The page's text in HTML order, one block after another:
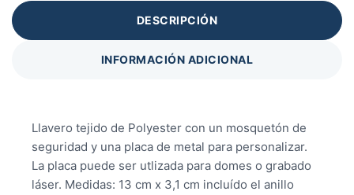
DESCRIPCIÓN
INFORMACIÓN ADICIONAL
Llavero tejido de Polyester con un mosquetón de
seguridad y una placa de metal para personalizar.
La placa puede ser utlizada para domes o grabado
láser. Medidas: 13 cm x 3,1 cm incluído el anillo